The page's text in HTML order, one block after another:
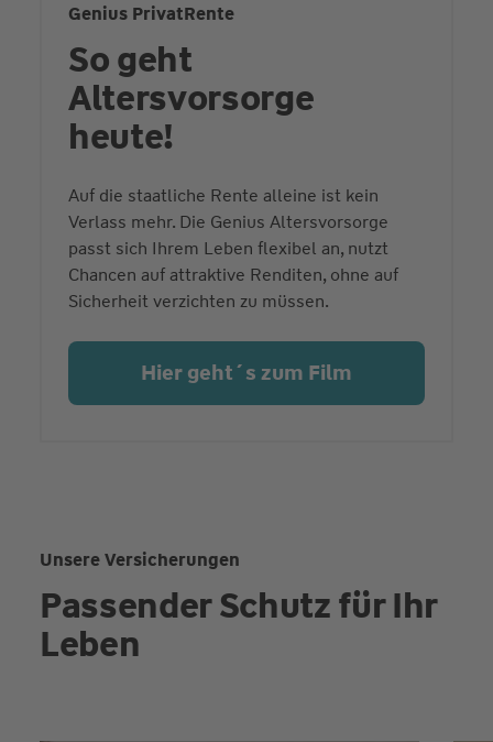
Genius PrivatRente
So geht
Altersvorsorge
heute!
Auf die staatliche Rente alleine ist kein
Verlass mehr. Die Genius Altersvorsorge
passt sich Ihrem Leben flexibel an, nutzt
Chancen auf attraktive Renditen, ohne auf
Sicherheit verzichten zu müssen.
Hier geht´s zum Film
Unsere Versicherungen
Passender Schutz für Ihr
Leben